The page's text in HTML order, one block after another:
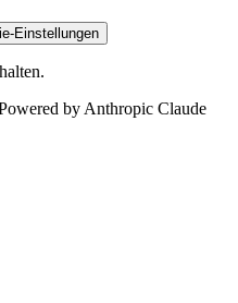
Einstellungen
by Anthropic Claude